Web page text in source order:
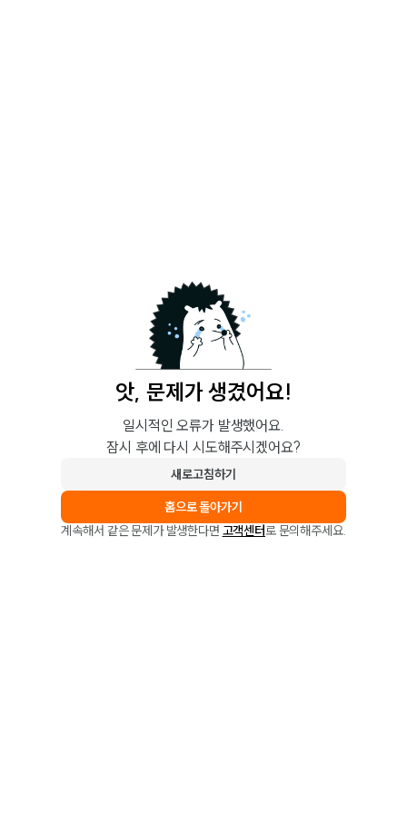
앗, 문제가 생겼어요!
일시적인 오류가 발생했어요.
잠시 후에 다시 시도해주시겠어요?
새로고침하기
홈으로 돌아가기
계속해서 같은 문제가 발생한다면 고객센터로 문의해주세요.